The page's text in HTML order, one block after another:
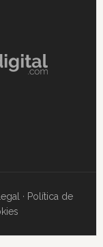
· Política de